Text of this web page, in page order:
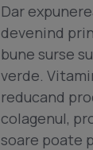
Dar
devenind
bune surse
verde.
reducand
colagenul,
soare poate